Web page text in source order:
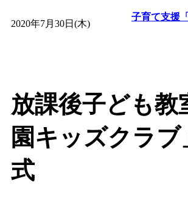
2020年7月30日(木)
子育て支援
放課後子ども教
園キッズクラブ
式